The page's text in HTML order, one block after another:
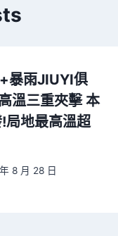
暴雨JIUYI俱
溫三重夾擊 本
局地最高溫超
8 月 28 日